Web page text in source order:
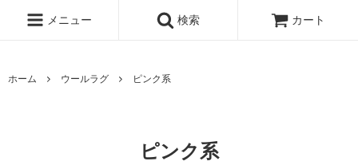
メニュー 検索 カート
ホーム ウールラグ ピンク系
ピンク系